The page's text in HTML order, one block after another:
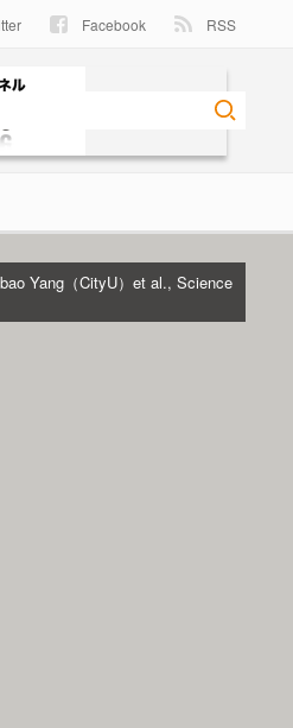
Facebook RSS
Yang（CityU）et al., Science